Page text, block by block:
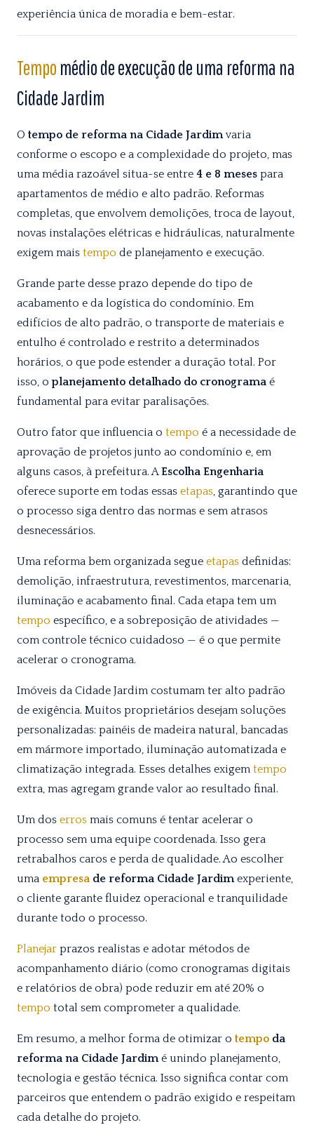
experiência única de moradia e bem-estar.
Tempo médio de execução de uma reforma na
Cidade Jardim
O tempo de reforma na Cidade Jardimvaria
conforme o escopo e a complexidade do projeto, mas
uma média razoável situa-se entre 4 e 8 meses para
apartamentos de médio e alto padrão. Reformas
completas, que envolvem demolições, troca de layout,
novas instalações elétricas e hidráulicas, naturalmente
exigem mais tempo de planejamento e execução.
Grande parte desse prazo depende do tipo de
acabamento e da logística do condomínio. Em
edifícios de alto padrão, o transporte de materiais e
entulho é controlado e restrito a determinados
horários, o que pode estender a duração total. Por
isso, oplanejamento detalhado do cronograma é
fundamental para evitar paralisações.
Outro fator que influencia o tempo é a necessidade de
aprovação de projetos junto ao condomínio e, em
alguns casos, à prefeitura. AEscolha Engenharia
oferece suporte em todas essas etapas, garantindo que
o processo siga dentro das normas e sem atrasos
desnecessários.
Uma reforma bem organizada segue etapas definidas:
demolição, infraestrutura, revestimentos, marcenaria,
iluminação e acabamento final. Cada etapa tem um
tempo específico, e a sobreposição de atividades —
com controle técnico cuidadoso — é o que permite
acelerar o cronograma.
Imóveis da Cidade Jardim costumam ter alto padrão
de exigência. Muitos proprietários desejam soluções
personalizadas: painéis de madeira natural, bancadas
em mármore importado, iluminação automatizada e
climatização integrada. Esses detalhes exigem tempo
extra, mas agregam grande valor ao resultado final.
Um dos erros mais comuns é tentar acelerar o
processo sem uma equipe coordenada. Isso gera
retrabalhos caros e perda de qualidade. Ao escolher
uma empresa de reforma Cidade Jardimexperiente,
o cliente garante fluidez operacional e tranquilidade
durante todo o processo.
Planejar prazos realistas e adotar métodos de
acompanhamento diário (como cronogramas digitais
e relatórios de obra) pode reduzir em até 20% o
tempo total sem comprometer a qualidade.
Em resumo, a melhor forma de otimizar o tempo da
reforma na Cidade Jardimé unindo planejamento,
tecnologia e gestão técnica. Isso significa contar com
parceiros que entendem o padrão exigido e respeitam
cada detalhe do projeto.